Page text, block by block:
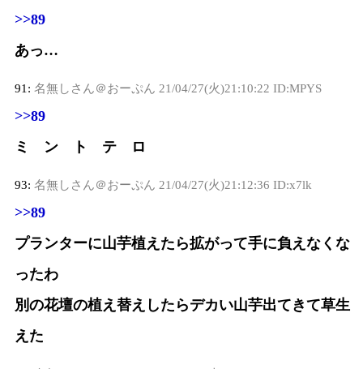
>>89
あっ…
91: 名無しさん＠おーぷん 21/04/27(火)21:10:22 ID:MPYS
>>89
ミ ン ト テ ロ
93: 名無しさん＠おーぷん 21/04/27(火)21:12:36 ID:x7lk
>>89
プランターに山芋植えたら拡がって手に負えなくな
ったわ
別の花壇の植え替えしたらデカい山芋出てきて草生
えた